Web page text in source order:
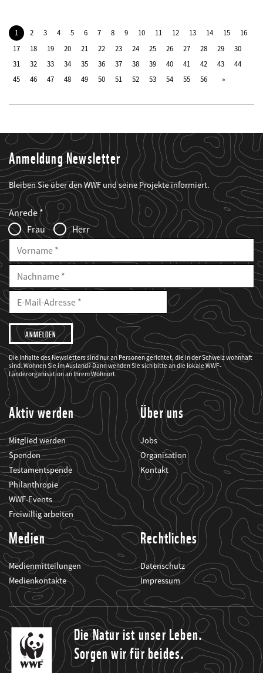
1 2 3 4 5 6 7 8 9 10 11 12 13 14 15
16
17
18 19 20 21 22 23 24 25 26 27 28 29
30
31
32 33 34 35 36 37 38 39 40 41 42 43
44
45
46 47 48 49 50 51 52 53 54 55 56
Anmeldung Newsletter
Bleiben Sie über den WWF und seine Projekte informiert.
Web2Case
Infofelder
Fieldset
anrede_name
Anrede
Frau
Herr
Vorname
Nachname
E-
Mailadresse
E-
Adresse
Ich
möchte,
dass
der
WWF
mich
über
seine
Projekte
informiert.
Die Inhalte des Newsletters sind nur an Personen gerichtet, die in der Schweiz wohnhaft
sind. Wohnen Sie im Ausland? Dann wenden Sie sich bitte an die lokale WWF-
Länderorganisation an Ihrem Wohnort.
Aktiv werden
Mitglied werden
Spenden
Testamentspende
Philanthropie
WWF-Events
Freiwillig arbeiten
Über uns
Jobs
Organisation
Kontakt
Medien
Medienmitteilungen
Medienkontakte
Rechtliches
Datenschutz
Impressum
Die Natur ist unser Leben.
Sorgen wir für beides.